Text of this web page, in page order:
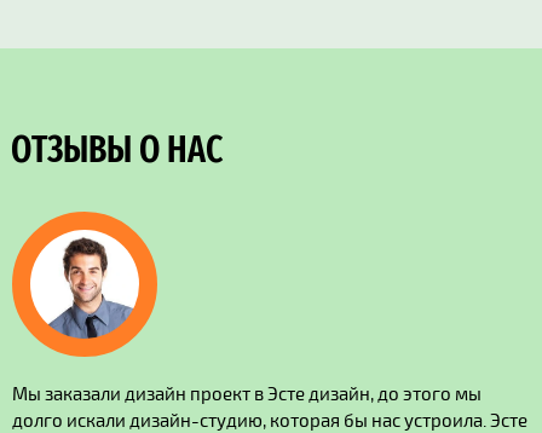
ОТЗЫВЫ О НАС
Мы заказали дизайн проект в Эсте дизайн, до этого мы
долго искали дизайн-студию, которая бы нас устроила. Эсте